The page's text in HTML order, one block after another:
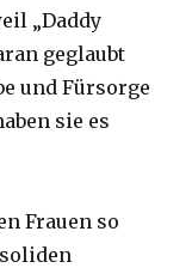
„Daddy
geglaubt
und Fürsorge
sie es
Frauen so